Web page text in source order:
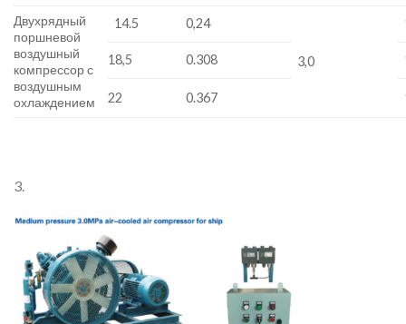
Двухрядный
поршневой
воздушный
компрессор с
воздушным
охлаждением
14.5 0,24
3,0
18,5 0.308
22 0.367
3.